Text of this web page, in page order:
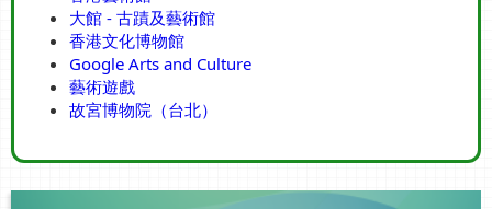
大館 - 古蹟及藝術館
香港文化博物館
Google Arts and Culture
藝術遊戲
故宮博物院（台北）